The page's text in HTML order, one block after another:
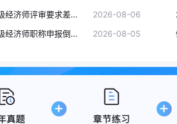
2026各省高级经济师评审要求差异全梳理：河北限人数、广西查社保、山东审核严
2026-08-06
云南2026高级经济师职称申报倒计时！个人申报8月7日截止，评审10月开启
2026-08-05